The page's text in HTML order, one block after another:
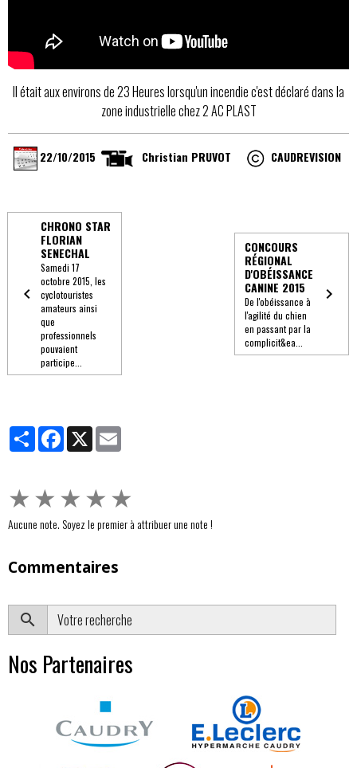
Il était aux environs de 23 Heures lorsqu'un incendie c'est déclaré dans la
zone industrielle chez 2 AC PLAST
22/10/2015 Christian PRUVOT ​ CAUDREVISION
CHRONO STAR
FLORIAN
SENECHAL
Samedi 17
octobre 2015, les
cyclotouristes
amateurs ainsi
que
professionnels
pouvaient
participe...
CONCOURS
RÉGIONAL
D'OBÉISSANCE
CANINE 2015
De l'obéissance à
l'agilité du chien
en passant par la
complicit&ea...
PartagerFacebook
X
★★★★★
Aucune note. Soyez le premier à attribuer une note !
Commentaires
Nos Partenaires